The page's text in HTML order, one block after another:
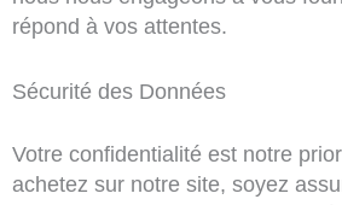
répond à vos attentes.
Sécurité des Données
Votre confidentialité est notre
achetez sur notre site, soyez